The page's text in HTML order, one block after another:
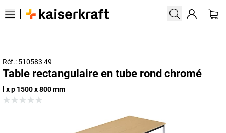
Réf.: 510583 49
Table rectangulaire en tube rond chromé
l x p 1500 x 800 mm